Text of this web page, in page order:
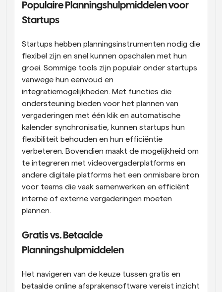
Populaire Planningshulpmiddelen voor
Startups
Startups hebben planningsinstrumenten nodig die
flexibel zijn en snel kunnen opschalen met hun
groei. Sommige tools zijn populair onder startups
vanwege hun eenvoud en
integratiemogelijkheden. Met functies die
ondersteuning bieden voor het plannen van
vergaderingen met één klik en automatische
kalender synchronisatie, kunnen startups hun
flexibiliteit behouden en hun efficiëntie
verbeteren. Bovendien maakt de mogelijkheid om
te integreren met videovergaderplatforms en
andere digitale platforms het een onmisbare bron
voor teams die vaak samenwerken en efficiënt
interne of externe vergaderingen moeten
plannen.
Gratis vs. Betaalde
Planningshulpmiddelen
Het navigeren van de keuze tussen gratis en
betaalde online afsprakensoftware vereist inzicht